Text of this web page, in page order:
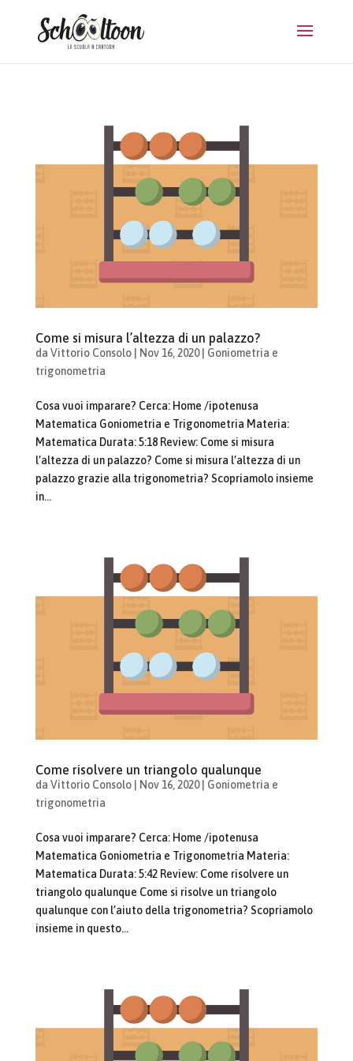
Come si misura l’altezza di un palazzo?
da Vittorio Consolo| Nov 16, 2020| Goniometria e
trigonometria
Cosa vuoi imparare? Cerca: Home /ipotenusa
Matematica Goniometria e Trigonometria Materia:
Matematica Durata: 5:18 Review: Come si misura
l’altezza di un palazzo? Come si misura l’altezza di un
palazzo grazie alla trigonometria? Scopriamolo insieme
in...
Come risolvere un triangolo qualunque
da Vittorio Consolo| Nov 16, 2020| Goniometria e
trigonometria
Cosa vuoi imparare? Cerca: Home /ipotenusa
Matematica Goniometria e Trigonometria Materia:
Matematica Durata: 5:42 Review: Come risolvere un
triangolo qualunque Come si risolve un triangolo
qualunque con l’aiuto della trigonometria? Scopriamolo
insieme in questo...